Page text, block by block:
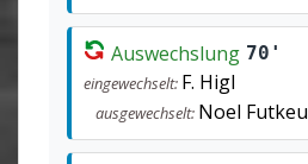
Auswechslung 70'
eingewechselt: F. Higl
ausgewechselt: Noel Futkeu